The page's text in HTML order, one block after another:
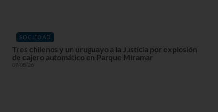
SOCIEDAD
Tres chilenos y un uruguayo a la Justicia por explosión
de cajero automático en Parque Miramar
07/08/26